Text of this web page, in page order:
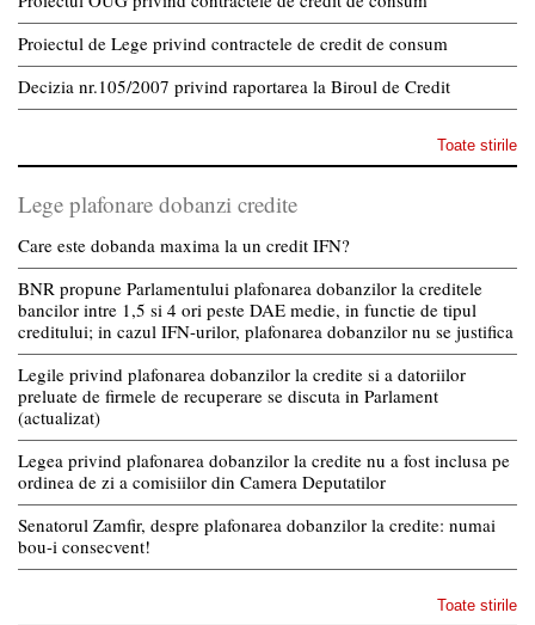
Proiectul de Lege privind contractele de credit de consum
Decizia nr.105/2007 privind raportarea la Biroul de Credit
Toate stirile
Lege plafonare dobanzi credite
Care este dobanda maxima la un credit IFN?
BNR propune Parlamentului plafonarea dobanzilor la creditele
bancilor intre 1,5 si 4 ori peste DAE medie, in functie de tipul
creditului; in cazul IFN-urilor, plafonarea dobanzilor nu se justifica
Legile privind plafonarea dobanzilor la credite si a datoriilor
preluate de firmele de recuperare se discuta in Parlament
(actualizat)
Legea privind plafonarea dobanzilor la credite nu a fost inclusa pe
ordinea de zi a comisiilor din Camera Deputatilor
Senatorul Zamfir, despre plafonarea dobanzilor la credite: numai
bou-i consecvent!
Toate stirile